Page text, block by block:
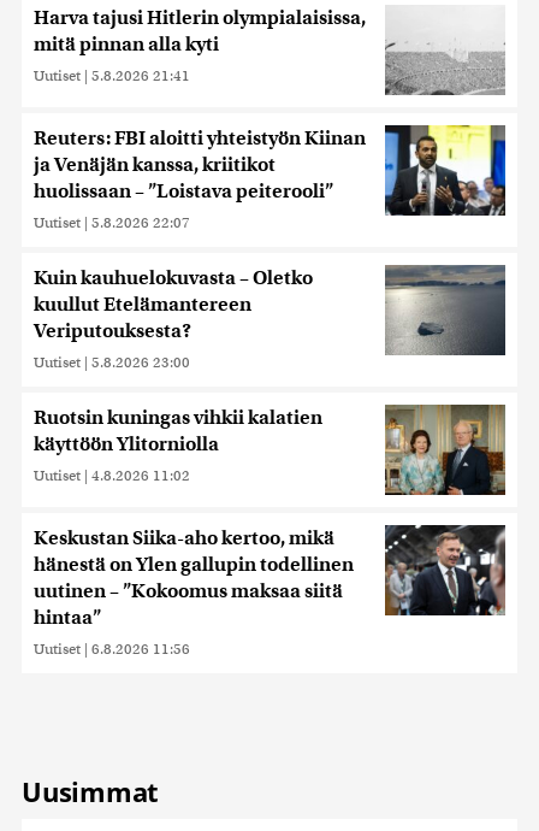
tietoja muihin tietoihin, joita olet antanut heille tai joita on
kerätty, kun olet käyttänyt heidän palvelujaan. Tietoja
saatetaan myös siirtää ulkomaille.
Harva tajusi Hitlerin olympialaisissa,
mitä pinnan alla kyti
Uutiset | 5.8.2026 21:41
Reuters: FBI aloitti yhteistyön Kiinan
ja Venäjän kanssa, kriitikot
huolissaan – ”Loistava peiterooli”
Uutiset | 5.8.2026 22:07
Kuin kauhuelokuvasta – Oletko
kuullut Etelämantereen
Veriputouksesta?
Uutiset | 5.8.2026 23:00
Ruotsin kuningas vihkii kalatien
käyttöön Ylitorniolla
Uutiset | 4.8.2026 11:02
Keskustan Siika-aho kertoo, mikä
hänestä on Ylen gallupin todellinen
uutinen – ”Kokoomus maksaa siitä
hintaa”
Uutiset | 6.8.2026 11:56
Uusimmat